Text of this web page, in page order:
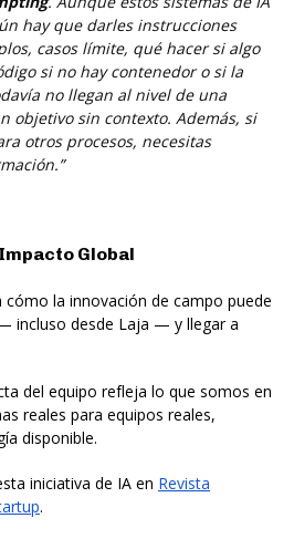
hay que darles instrucciones
casos límite, qué hacer si algo
si no hay contenedor o si la
no llegan al nivel de una
objetivo sin contexto. Además, si
otros procesos, necesitas
Global
la innovación de campo puede
incluso desde Laja — y llegar a
del equipo refleja lo que somos en
reales para equipos reales,
disponible.
iniciativa de IA en Revista
.